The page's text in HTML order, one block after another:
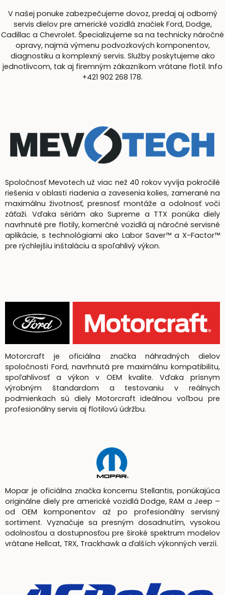
V našej ponuke zabezpečujeme dovoz, predaj aj odborný
servis dielov pre americké vozidlá značiek Ford, Dodge,
Cadillac a Chevrolet. Špecializujeme sa na technicky náročné
opravy, najmä výmenu podvozkových komponentov,
diagnostiku a komplexný servis. Služby poskytujeme ako
jednotlivcom, tak aj firemným zákazníkom vrátane flotíl. Info
+421 902 268 178.
Spoločnosť Mevotech už viac než 40 rokov vyvíja pokročilé
riešenia v oblasti riadenia a zavesenia kolies, zamerané na
maximálnu životnosť, presnosť montáže a odolnosť voči
záťaži. Vďaka sériám ako Supreme a TTX ponúka diely
navrhnuté pre flotily, komerčné vozidlá aj náročné servisné
aplikácie, s technológiami ako Labor Saver™ a X-Factor™
pre rýchlejšiu inštaláciu a spoľahlivý výkon.
Motorcraft je oficiálna značka náhradných dielov
spoločnosti Ford, navrhnutá pre maximálnu kompatibilitu,
spoľahlivosť a výkon v OEM kvalite. Vďaka prísnym
výrobným štandardom a testovaniu v reálnych
podmienkach sú diely Motorcraft ideálnou voľbou pre
profesionálny servis aj flotilovú údržbu.
Mopar je oficiálna značka koncernu Stellantis, ponúkajúca
originálne diely pre americké vozidlá Dodge, RAM a Jeep –
od OEM komponentov až po profesionálny servisný
sortiment. Vyznačuje sa presným dosadnutím, vysokou
odolnosťou a dostupnosťou pre široké spektrum modelov
vrátane Hellcat, TRX, Trackhawk a ďalších výkonných verzií.